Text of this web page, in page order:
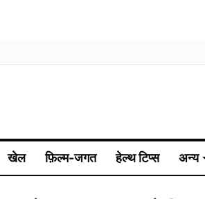
खेल फ़िल्म-जगत हेल्थ टिप्स अन्य